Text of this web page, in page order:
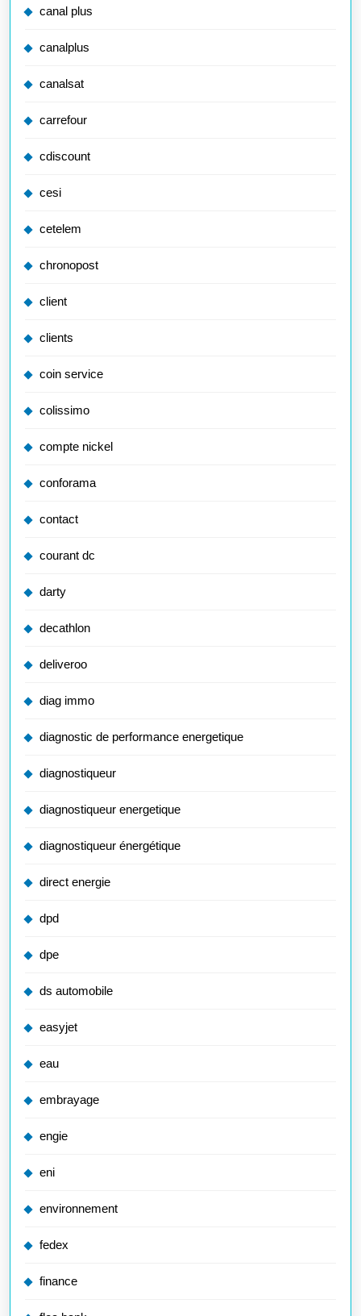
canal plus
canalplus
canalsat
carrefour
cdiscount
cesi
cetelem
chronopost
client
clients
coin service
colissimo
compte nickel
conforama
contact
courant dc
darty
decathlon
deliveroo
diag immo
diagnostic de performance energetique
diagnostiqueur
diagnostiqueur energetique
diagnostiqueur énergétique
direct energie
dpd
dpe
ds automobile
easyjet
eau
embrayage
engie
eni
environnement
fedex
finance